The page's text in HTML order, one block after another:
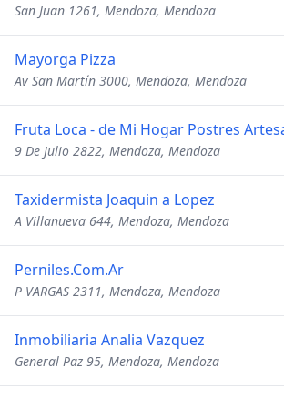
San Juan 1261, Mendoza, Mendoza
Mayorga Pizza
Av San Martín 3000, Mendoza, Mendoza
Fruta Loca - de Mi Hogar Postres
9 De Julio 2822, Mendoza, Mendoza
Taxidermista Joaquin a Lopez
A Villanueva 644, Mendoza, Mendoza
Perniles.Com.Ar
P VARGAS 2311, Mendoza, Mendoza
Inmobiliaria Analia Vazquez
General Paz 95, Mendoza, Mendoza